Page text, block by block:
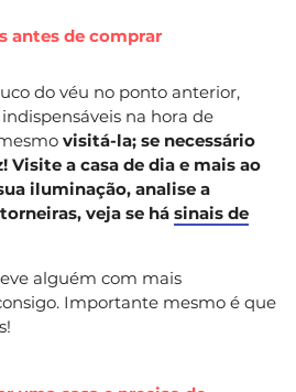
antes de comprar
do véu no ponto anterior,
na hora de
visitá-la; se necessário
Visite a casa de dia e mais ao
iluminação, analise a
veja se há sinais de
alguém com mais
Importante mesmo é que